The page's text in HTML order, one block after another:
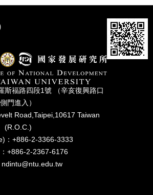
斯福路四段1號 （辛亥復興路⼝
側⾨進入）
Road,Taipei,10617 Taiwan
(R.O.C.)
：+886-2-3366-3333
+886-2-2367-6176
ndintu@ntu.edu.tw